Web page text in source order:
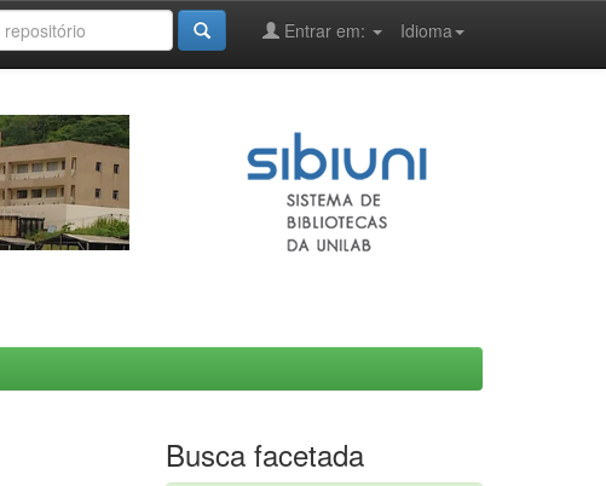
Idioma
Entrar em:
Busca facetada